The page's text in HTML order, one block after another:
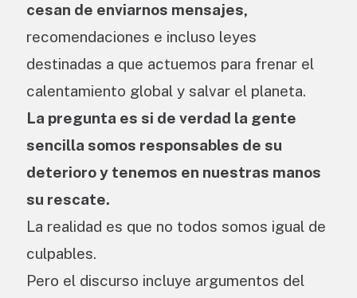
cesan de enviarnos mensajes,
recomendaciones e incluso leyes
destinadas a que actuemos para frenar el
calentamiento global y salvar el planeta.
La pregunta es si de verdad la gente
sencilla somos responsables de su
deterioro y tenemos en nuestras manos
su rescate.
La realidad es que no todos somos igual de
culpables.
Pero el discurso incluye argumentos del